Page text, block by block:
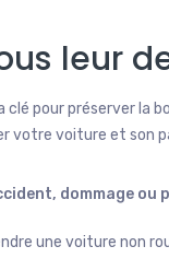
leur
clé pour préserver la
votre voiture et son
dommage ou
une voiture non